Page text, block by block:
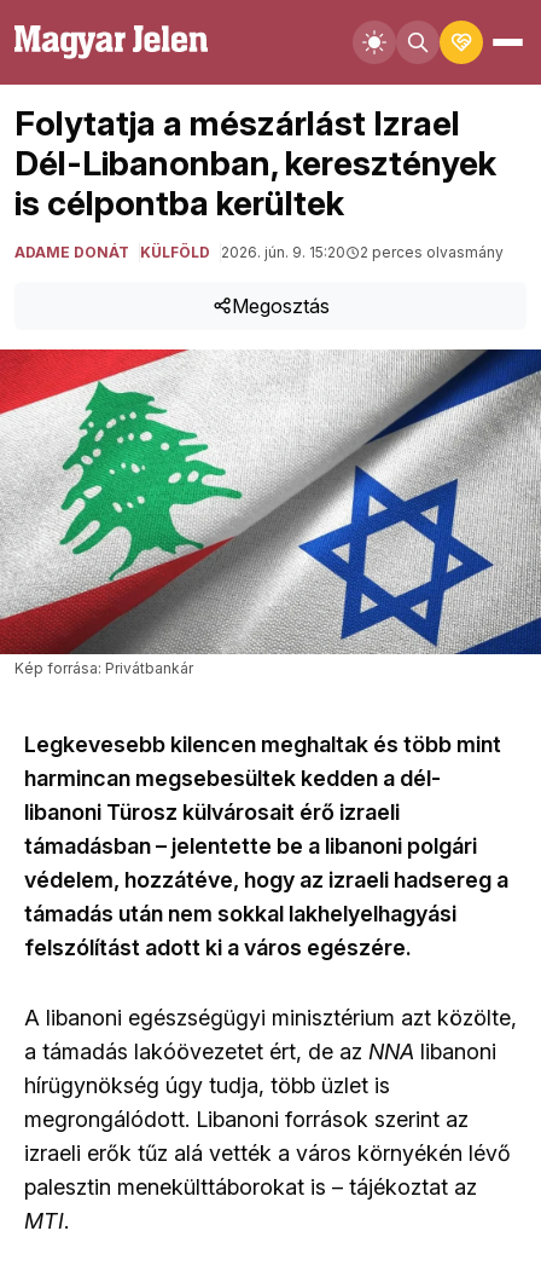
Folytatja a mészárlást Izrael
Dél-Libanonban, keresztények
is célpontba kerültek
ADAME DONÁT KÜLFÖLD 2026. jún. 9. 15:20 2 perces olvasmány
Megosztás
Kép forrása: Privátbankár
Legkevesebb kilencen meghaltak és több mint
harmincan megsebesültek kedden a dél-
libanoni Türosz külvárosait érő izraeli
támadásban – jelentette be a libanoni polgári
védelem, hozzátéve, hogy az izraeli hadsereg a
támadás után nem sokkal lakhelyelhagyási
felszólítást adott ki a város egészére.
A libanoni egészségügyi minisztérium azt közölte,
a támadás lakóövezetet ért, de az NNA libanoni
hírügynökség úgy tudja, több üzlet is
megrongálódott. Libanoni források szerint az
izraeli erők tűz alá vették a város környékén lévő
palesztin menekülttáborokat is – tájékoztat az
MTI.